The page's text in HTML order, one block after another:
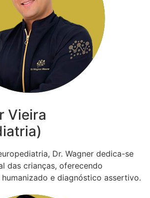
Vieira
Dr. Wagner dedica-se
das crianças, oferecendo
e diagnóstico assertivo.